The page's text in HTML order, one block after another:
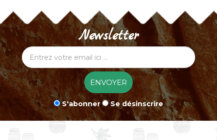
Newsletter
ENVOYER
S'abonner Se désinscrire